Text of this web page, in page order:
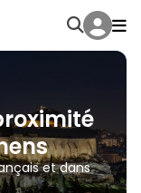
et dans